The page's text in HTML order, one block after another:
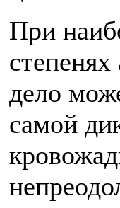
При
степенях
дело
самой